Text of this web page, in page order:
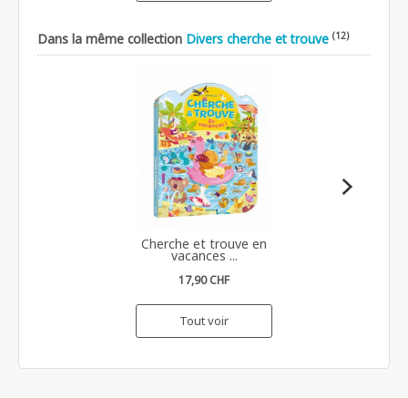
Dans la même collection Divers cherche et trouve (12)
Cherche et trouve en
vacances ...
17,90 CHF
Tout voir